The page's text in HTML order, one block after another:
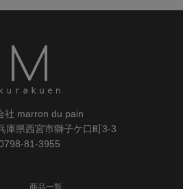
社 marron du pain
庫県西宮市獅子ケ口町3-3
81-3955